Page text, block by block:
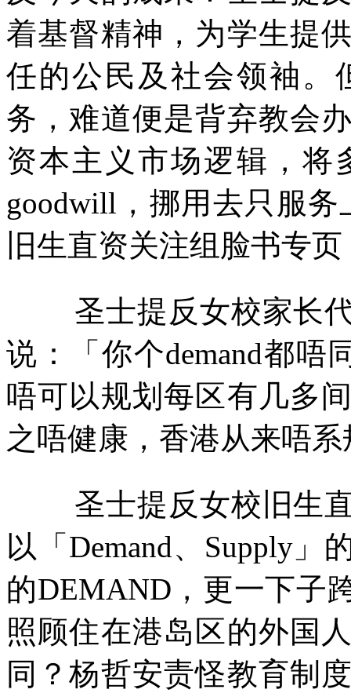
着基督精神，为学生提
任的公民及社会领袖。
务，难道便是背弃教会
资本主义市场逻辑，将
goodwill ，挪用去只服
旧生直资关注组脸书专页
圣士提反女校家长
说：「你个demand都唔
唔可以规划每区有几多
之唔健康，香港从来唔
圣士提反女校旧生
以「 Demand、 Supply」
的DEMAND ，更一下子
照顾住在港岛区的外国
同？杨哲安责怪教育制